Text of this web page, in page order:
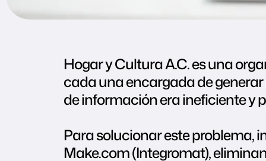
Hogar y Cultura A.C. es una
cada una encargada de
de información era ineficiente y
Para solucionar este
Make.com (Integromat),